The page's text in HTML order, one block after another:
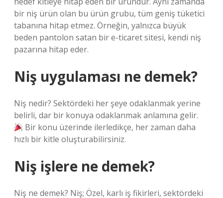
bir niş ürün olan bu ürün grubu, tüm geniş tüketici
tabanına hitap etmez. Örneğin, yalnızca büyük
beden pantolon satan bir e-ticaret sitesi, kendi niş
pazarına hitap eder.
Niş uygulaması ne demek?
Niş nedir? Sektördeki her şeye odaklanmak yerine
belirli, dar bir konuya odaklanmak anlamına gelir.
Bir konu üzerinde ilerledikçe, her zaman daha
hızlı bir kitle oluşturabilirsiniz.
Niş işlere ne demek?
Niş ne demek? Niş; Özel, karlı iş fikirleri, sektördeki